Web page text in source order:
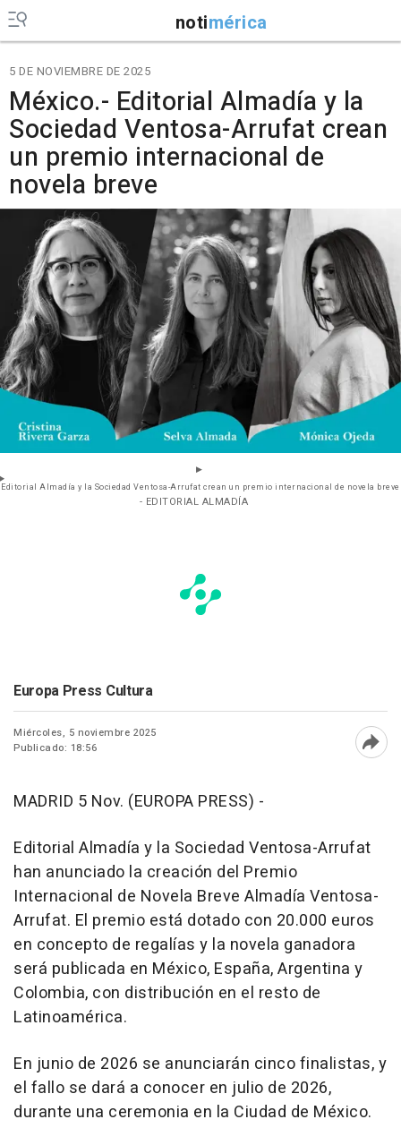
notimérica
5 DE NOVIEMBRE DE 2025
México.- Editorial Almadía y la
Sociedad Ventosa-Arrufat crean
un premio internacional de
novela breve
Editorial Almadía y la Sociedad Ventosa-Arrufat crean un premio internacional de novela breve
- EDITORIAL ALMADÍA
Europa Press Cultura
Miércoles, 5 noviembre 2025
Publicado: 18:56
MADRID 5 Nov. (EUROPA PRESS) -
Editorial Almadía y la Sociedad Ventosa-Arrufat
han anunciado la creación del Premio
Internacional de Novela Breve Almadía Ventosa-
Arrufat. El premio está dotado con 20.000 euros
en concepto de regalías y la novela ganadora
será publicada en México, España, Argentina y
Colombia, con distribución en el resto de
Latinoamérica.
En junio de 2026 se anunciarán cinco finalistas, y
el fallo se dará a conocer en julio de 2026,
durante una ceremonia en la Ciudad de México.